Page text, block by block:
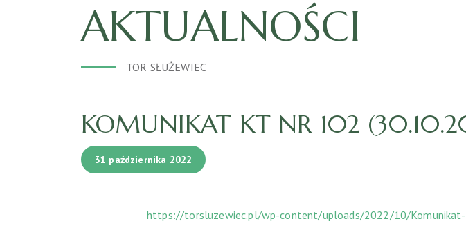
AKTUALNOŚCI
TOR SŁUŻEWIEC
KOMUNIKAT KT NR 102
31 października 2022
https://torsluzewiec.pl/wp-content/uploads/2022/10/